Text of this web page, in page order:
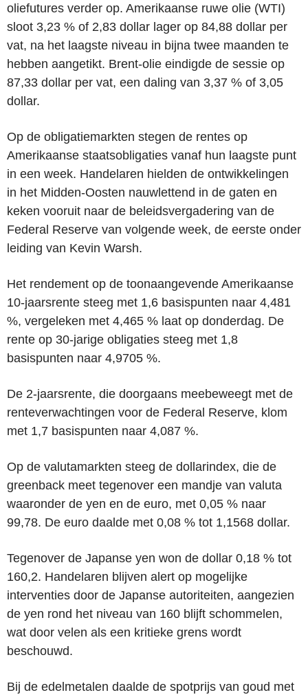
oliefutures verder op. Amerikaanse ruwe olie (WTI)
sloot 3,23 % of 2,83 dollar lager op 84,88 dollar per
vat, na het laagste niveau in bijna twee maanden te
hebben aangetikt. Brent-olie eindigde de sessie op
87,33 dollar per vat, een daling van 3,37 % of 3,05
dollar.
Op de obligatiemarkten stegen de rentes op
Amerikaanse staatsobligaties vanaf hun laagste punt
in een week. Handelaren hielden de ontwikkelingen
in het Midden-Oosten nauwlettend in de gaten en
keken vooruit naar de beleidsvergadering van de
Federal Reserve van volgende week, de eerste onder
leiding van Kevin Warsh.
Het rendement op de toonaangevende Amerikaanse
10-jaarsrente steeg met 1,6 basispunten naar 4,481
%, vergeleken met 4,465 % laat op donderdag. De
rente op 30-jarige obligaties steeg met 1,8
basispunten naar 4,9705 %.
De 2-jaarsrente, die doorgaans meebeweegt met de
renteverwachtingen voor de Federal Reserve, klom
met 1,7 basispunten naar 4,087 %.
Op de valutamarkten steeg de dollarindex, die de
greenback meet tegenover een mandje van valuta
waaronder de yen en de euro, met 0,05 % naar
99,78. De euro daalde met 0,08 % tot 1,1568 dollar.
Tegenover de Japanse yen won de dollar 0,18 % tot
160,2. Handelaren blijven alert op mogelijke
interventies door de Japanse autoriteiten, aangezien
de yen rond het niveau van 160 blijft schommelen,
wat door velen als een kritieke grens wordt
beschouwd.
Bij de edelmetalen daalde de spotprijs van goud met